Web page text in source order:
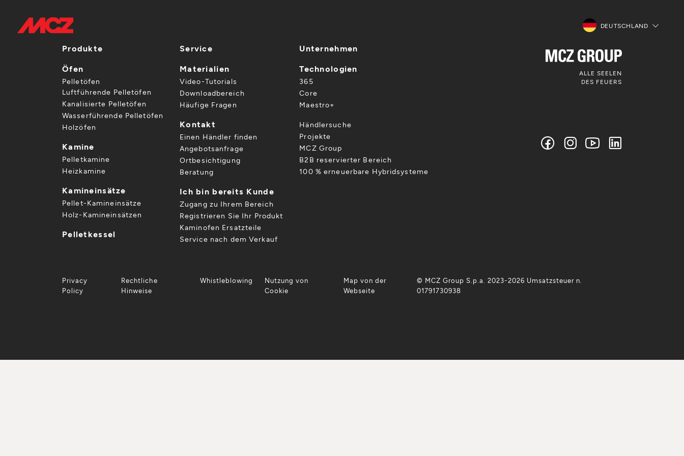
DEUTSCHLAND
Produkte
Öfen
Pelletöfen
Luftführende Pelletöfen
Kanalisierte Pelletöfen
Wasserführende Pelletöfen
Holzöfen
Kamine
Pelletkamine
Heizkamine
Kamineinsätze
Pellet-Kamineinsätze
Holz-Kamineinsätzen
Pelletkessel
Service
Materialien
Video-Tutorials
Downloadbereich
Häufige Fragen
Kontakt
Einen Händler finden
Angebotsanfrage
Ortbesichtigung
Beratung
Ich bin bereits Kunde
Zugang zu Ihrem Bereich
Registrieren Sie Ihr Produkt
Kaminofen Ersatzteile
Service nach dem Verkauf
Unternehmen
Technologien
365
Core
Maestro+
Händlersuche
Projekte
MCZ Group
B2B reservierter Bereich
100 % erneuerbare Hybridsysteme
ALLE SEELEN
DES FEUERS
Privacy
Policy
Rechtliche
Hinweise
Whistleblowing
Nutzung von
Cookie
Map von der
Webseite
© MCZ Group S.p.a. 2023-2026 Umsatzsteuer n.
01791730938